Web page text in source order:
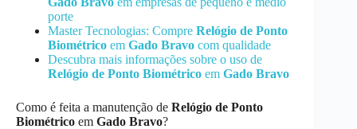
porte
Master Tecnologias: Compre Relógio de Ponto
Biométrico em Gado Bravo com qualidade
Descubra mais informações sobre o uso de
Relógio de Ponto Biométrico em Gado Bravo
Como é feita a manutenção de Relógio de Ponto
Biométrico em Gado Bravo?